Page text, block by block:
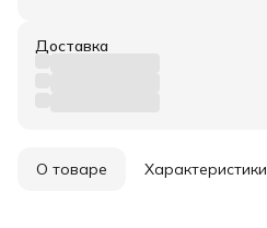
Доставка
О товаре Характеристики